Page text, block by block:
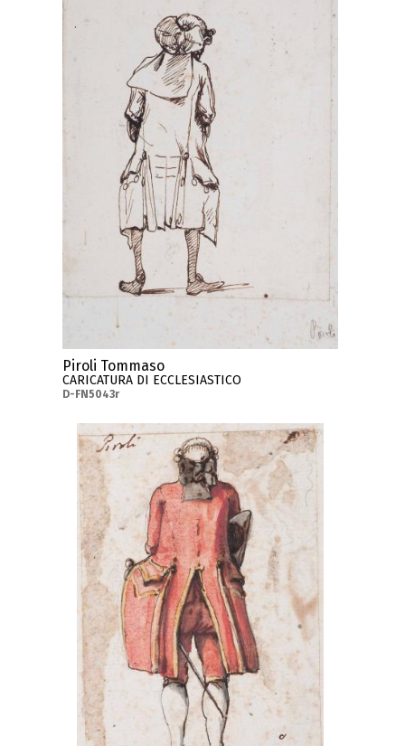
Piroli Tommaso
CARICATURA DI ECCLESIASTICO
D-FN5043r